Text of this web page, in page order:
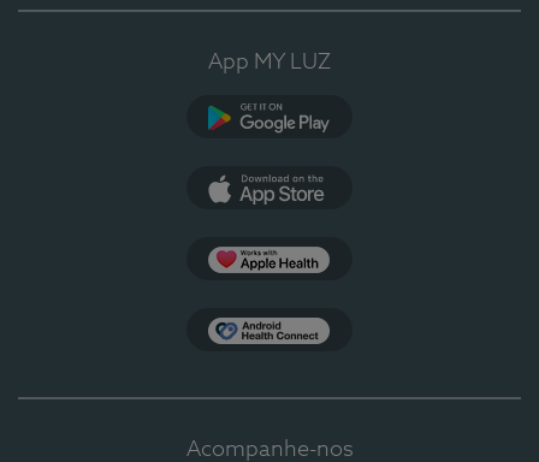
App MY LUZ
Acompanhe-nos